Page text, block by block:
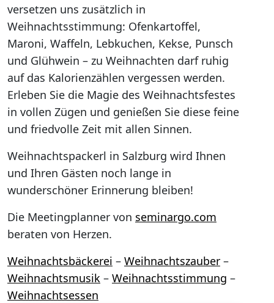
versetzen uns zusätzlich in
Weihnachtsstimmung: Ofenkartoffel,
Maroni, Waffeln, Lebkuchen, Kekse, Punsch
und Glühwein – zu Weihnachten darf ruhig
auf das Kalorienzählen vergessen werden.
Erleben Sie die Magie des Weihnachtsfestes
in vollen Zügen und genießen Sie diese feine
und friedvolle Zeit mit allen Sinnen.
Weihnachtspackerl in Salzburg wird Ihnen
und Ihren Gästen noch lange in
wunderschöner Erinnerung bleiben!
Die Meetingplanner von seminargo.com
beraten von Herzen.
Weihnachtsbäckerei – Weihnachtszauber –
Weihnachtsmusik – Weihnachtsstimmung –
Weihnachtsessen